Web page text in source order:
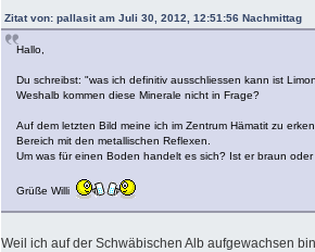
Zitat von: pallasit am Juli 30, 2012, 12:51:56 Nachmittag
Hallo,
Du schreibst: "was ich definitiv ausschliessen kann ist
Weshalb kommen diese Minerale nicht in Frage?
Auf dem letzten Bild meine ich im Zentrum Hämatit zu
Bereich mit den metallischen Reflexen.
Um was für einen Boden handelt es sich? Ist er braun
Grüße Willi
Weil ich auf der Schwäbischen Alb aufgewachsen